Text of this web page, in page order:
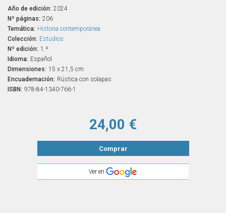
Año de edición: 2024
Nº páginas: 206
Temática: Historia contemporánea
Colección: Estudios
Nº edición: 1.ª
Idioma: Español
Dimensiones: 15 x 21,5 cm
Encuadernación: Rústica con solapas
ISBN: 978-84-1340-766-1
24,00 €
Comprar
Ver en